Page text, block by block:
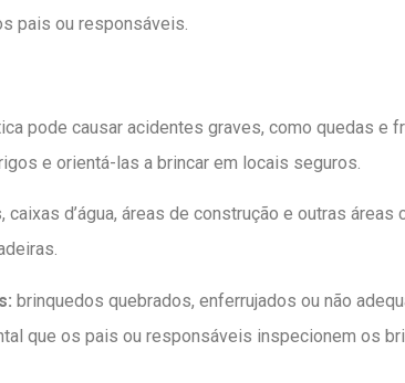
pais ou responsáveis.
pode causar acidentes graves, como quedas e
e orientá-las a brincar em locais seguros.
caixas d’água, áreas de construção e outras
brinquedos quebrados, enferrujados ou não
que os pais ou responsáveis inspecionem os